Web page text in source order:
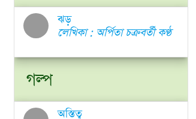
ঝড়
লেখিকা : অর্পিতা চক্রবর্তী কণ্ঠ
গল্প
অস্তিত্ব